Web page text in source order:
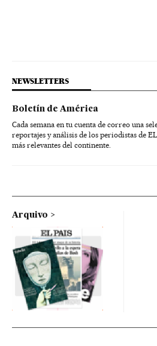
NEWSLETTERS
Boletín de América
Cada semana en tu cuenta de correo una
reportajes y análisis de los periodistas de
más relevantes del continente.
Arquivo